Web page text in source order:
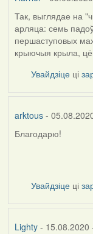
In
reply
to
by
arktous
Так, выглядае на
арляца: семь
першаступовых
крыючыя крыла,
Увайдзіце ці
arktous-
In
Harrier
Благодарю!
Увайдзіце ці
Lighty- 15.08.2020